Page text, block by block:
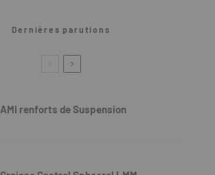
Dernières parutions
AMI renforts de Suspension